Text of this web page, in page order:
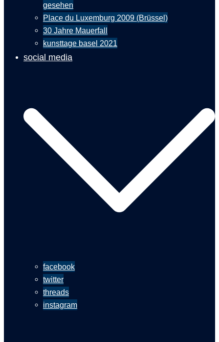
gesehen
Place du Luxemburg 2009 (Brüssel)
30 Jahre Mauerfall
kunsttage basel 2021
social media
facebook
twitter
threads
instagram